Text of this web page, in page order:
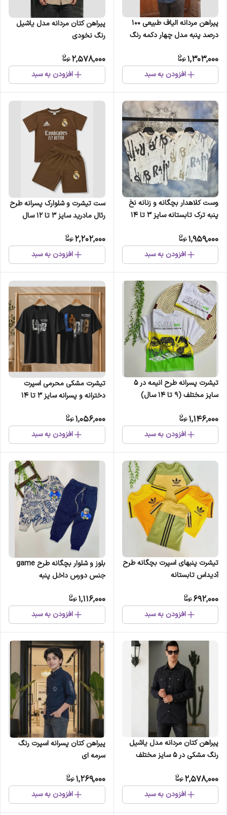
پیراهن مردانه الیاف طبیعی 100
درصد پنبه مدل چهار دکمه رنگ
1,303,000
افزودن به سبد
پیراهن کتان مردانه مدل یاشیل
رنگ نخودی
2,578,000
افزودن به سبد
وست کلاهدار بچگانه و زنانه نخ
پنبه ترک تابستانه سایز 3 تا 14
1,959,000
افزودن به سبد
ست تیشرت و شلوارک پسرانه طرح
رئال مادرید سایز 3 تا 12 سال
2,202,000
افزودن به سبد
تیشرت پسرانه طرح انیمه در 5
سایز مختلف (9 تا 14 سال)
1,146,000
افزودن به سبد
تیشرت مشکی محرمی اسپرت
دخترانه و پسرانه سایز 3 تا 14
1,056,000
افزودن به سبد
تیشرت پنبهای اسپرت بچگانه طرح
آدیداس تابستانه
692,000
افزودن به سبد
بلوز و شلوار بچگانه طرح game
جنس دورس داخل پنبه
1,116,000
افزودن به سبد
پیراهن کتان مردانه مدل یاشیل
رنگ مشکی در 5 سایز مختلف
2,578,000
افزودن به سبد
پیراهن کتان پسرانه اسپرت رنگ
سرمه ای
1,269,000
افزودن به سبد